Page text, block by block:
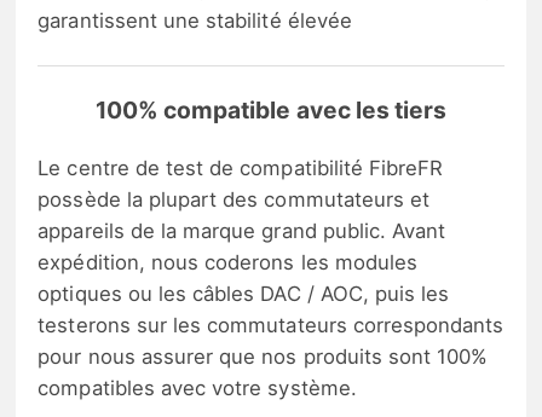
garantissent une stabilité élevée
100% compatible avec les tiers
Le centre de test de compatibilité FibreFR
possède la plupart des commutateurs et
appareils de la marque grand public. Avant
expédition, nous coderons les modules
optiques ou les câbles DAC / AOC, puis les
testerons sur les commutateurs correspondants
pour nous assurer que nos produits sont 100%
compatibles avec votre système.